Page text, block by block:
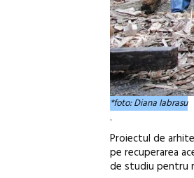
*foto: Diana Iabrasu
.
Proiectul de
pe recuperarea
de studiu pentru